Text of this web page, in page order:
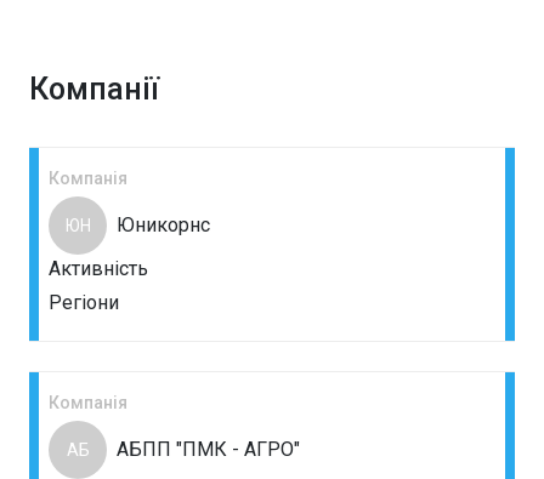
Компанії
Компанія
ЮН
Юникорнс
Активність
Регіони
Компанія
АБ
АБПП "ПМК - АГРО"